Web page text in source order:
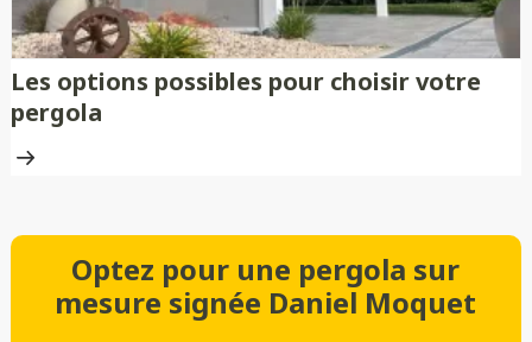
Les options possibles pour choisir votre
pergola
Optez pour une pergola sur
mesure signée Daniel Moquet